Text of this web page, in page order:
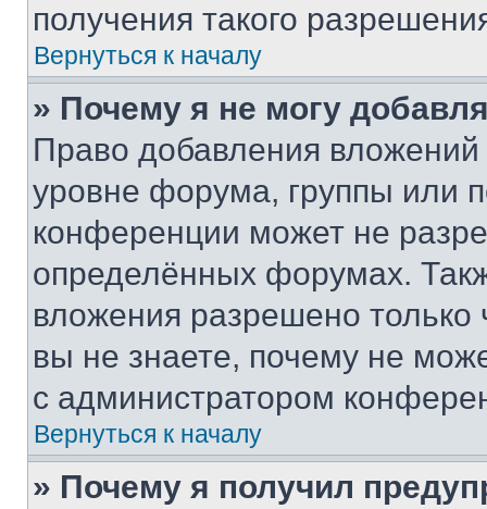
получения такого
Вернуться к началу
» Почему я не могу
Право добавления
уровне форума, группы или
конференции может не
определённых форумах.
вложения разрешено
вы не знаете, почему не
с администратором
Вернуться к началу
» Почему я получил